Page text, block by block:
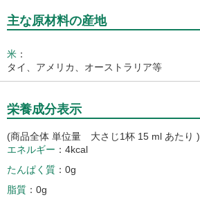
主な原材料の産地
米 ：
タイ、アメリカ、オーストラリア等
栄養成分表示
(商品全体 単位量 大さじ1杯 15 ml あたり )
エネルギー
4kcal
たんぱく質
0g
脂質
0g